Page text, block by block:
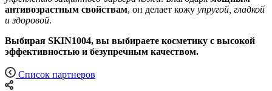
антивозрастным свойствам, он делает кожу упругой, гладкой
и здоровой.
Выбирая SKIN1004, вы выбираете косметику с высокой
эффективностью и безупречным качеством.
Список партнеров